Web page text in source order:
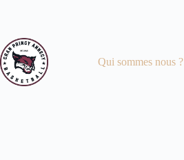
Qui sommes nous ?